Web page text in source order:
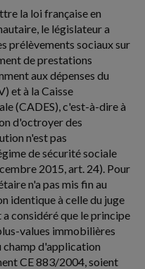
la loi française en
le législateur a
prélèvements sociaux sur
de prestations
aux dépenses du
et à la Caisse
(CADES), c'est-à-dire à
d'octroyer des
n'est pas
de sécurité sociale
2015, art. 24). Pour
n'a pas mis fin au
identique à celle du juge
considéré que le principe
values immobilières
champ d'application
CE 883/2004, soient